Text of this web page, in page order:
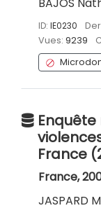
ID: IE0230
Vues: 9239
France
France,
JASPARD